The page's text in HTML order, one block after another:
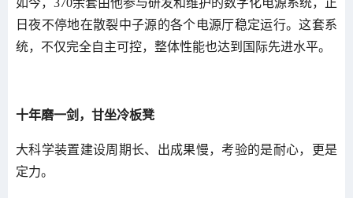
日夜不停地在散裂中子源的各个电源厅稳定运行。这套系
统，不仅完全自主可控，整体性能也达到国际先进水平。
十年磨一剑，甘坐冷板凳
大科学装置建设周期长、出成果慢，考验的是耐心，更是
定力。